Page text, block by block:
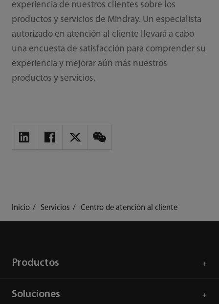
experiencia de nuestros clientes sobre los
productos y servicios de Mindray. Un especialista
autorizado en atención al cliente llevará a cabo
una encuesta de satisfacción para comprender su
experiencia y mejorar aún más nuestros
productos y servicios.
Inicio Servicios Centro de atención al cliente
Productos
Soluciones